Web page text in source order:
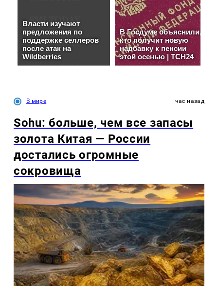
В мире час назад
Sohu: больше, чем все запасы
золота Китая — России
достались огромные
сокровища